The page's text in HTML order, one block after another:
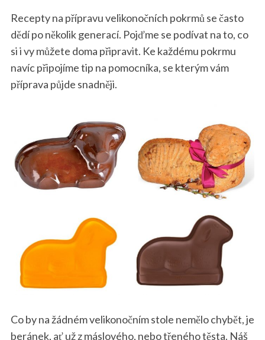
Recepty na přípravu velikonočních pokrmů se často
dědí po několik generací. Pojďme se podívat na to, co
si i vy můžete doma připravit. Ke každému pokrmu
navíc připojíme tip na pomocníka, se kterým vám
příprava půjde snadněji.
Co by na žádném velikonočním stole nemělo chybět, je
beránek, ať už z máslového, nebo třeného těsta. Náš